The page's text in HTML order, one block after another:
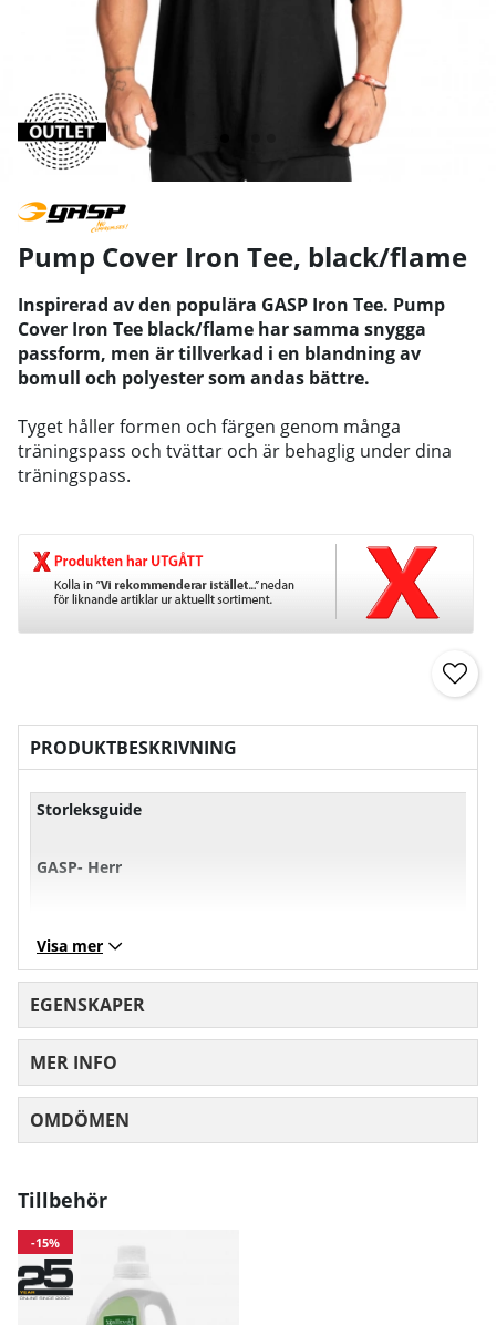
Pump Cover Iron Tee, black/flame
Inspirerad av den populära GASP Iron Tee. Pump
Cover Iron Tee black/flame har samma snygga
passform, men är tillverkad i en blandning av
bomull och polyester som andas bättre.
Tyget håller formen och färgen genom många
träningspass och tvättar och är behaglig under dina
träningspass.
PRODUKTBESKRIVNING
Storleksguide
GASP- Herr
Bröst 101 107 113 119
Midja 71 77 83 89
Höft
Mått angivna i cm.
Visa mer
EGENSKAPER
MER INFO
OMDÖMEN
Tillbehör
-15%